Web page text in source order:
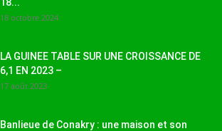
18 octobre 2024
LA GUINEE TABLE SUR UNE CROISSANCE DE
6,1 EN 2023 –
17 août 2023
Banlieue de Conakry : une maison et son